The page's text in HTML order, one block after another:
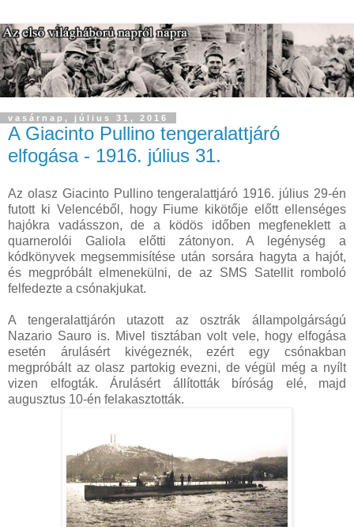
vasárnap, július 31, 2016
A Giacinto Pullino tengeralattjáró
elfogása - 1916. július 31.
Az olasz Giacinto Pullino tengeralattjáró 1916. július 29-én
futott ki Velencéből, hogy Fiume kikötője előtt ellenséges
hajókra vadásszon, de a ködös időben megfeneklett a
quarnerolói Galiola előtti zátonyon. A legénység a
kódkönyvek megsemmisítése után sorsára hagyta a hajót,
és megpróbált elmenekülni, de az SMS Satellit romboló
felfedezte a csónakjukat.
A tengeralattjárón utazott az osztrák állampolgárságú
Nazario Sauro is. Mivel tisztában volt vele, hogy elfogása
esetén árulásért kivégeznék, ezért egy csónakban
megpróbált az olasz partokig evezni, de végül még a nyílt
vizen elfogták. Árulásért állították bíróság elé, majd
augusztus 10-én felakasztották.